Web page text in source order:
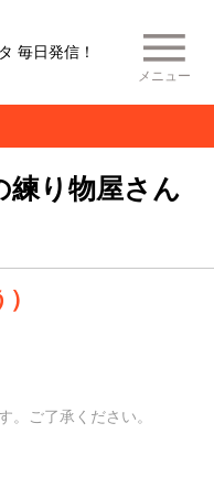
毎日発信！
メニュー
練り物屋さん
。ご了承ください。